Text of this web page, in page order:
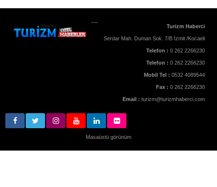
Turizm Haberci
Serdar Mah. Duman Sok. 7/B İzmit /Kocaeli
Telefon : 0 262 2266230
Telefon : 0 262 2266230
Mobil Tel : 0532 4089544
Fax : 0 262 2266230
Email : turizm@turizmhaberci.com
Masaüstü görünüm